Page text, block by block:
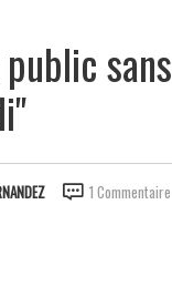
1 Commentaire